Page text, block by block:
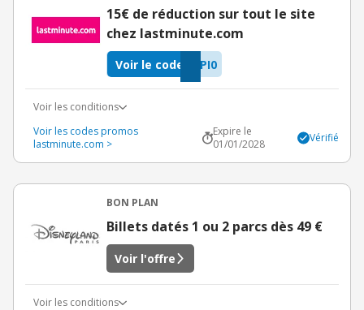
15€ de réduction sur tout le site
chez lastminute.com
PI0
Voir le code
Voir les conditions
Voir les codes promos
lastminute.com >
Expire le
01/01/2028
Vérifié
BON PLAN
Billets datés 1 ou 2 parcs dès 49 €
Voir l'offre
Voir les conditions